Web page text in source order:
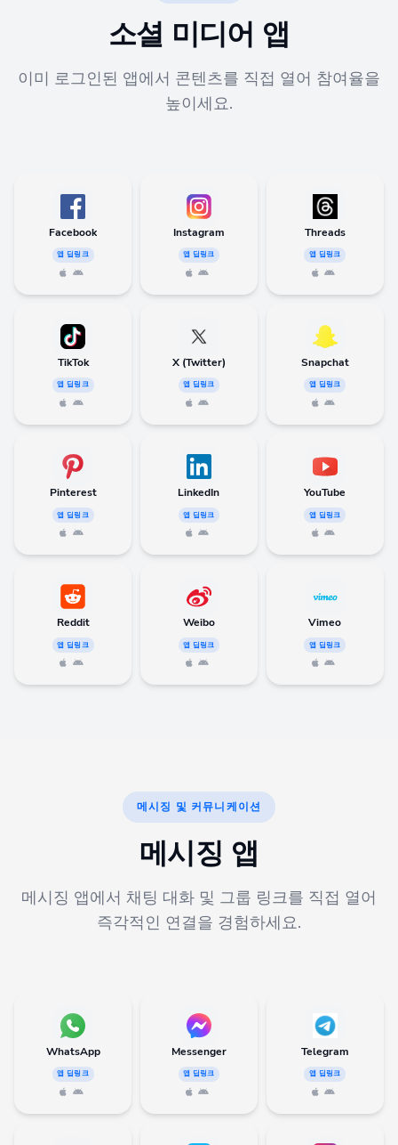
소셜 미디어 앱
이미 로그인된 앱에서 콘텐츠를 직접 열어 참여율을
높이세요.
Facebook
앱 딥링크
Instagram
앱 딥링크
Threads
앱 딥링크
TikTok
앱 딥링크
X (Twitter)
앱 딥링크
Snapchat
앱 딥링크
Pinterest
앱 딥링크
LinkedIn
앱 딥링크
YouTube
앱 딥링크
Reddit
앱 딥링크
Weibo
앱 딥링크
Vimeo
앱 딥링크
메시징 및 커뮤니케이션
메시징 앱
메시징 앱에서 채팅 대화 및 그룹 링크를 직접 열어
즉각적인 연결을 경험하세요.
WhatsApp
앱 딥링크
Messenger
앱 딥링크
Telegram
앱 딥링크